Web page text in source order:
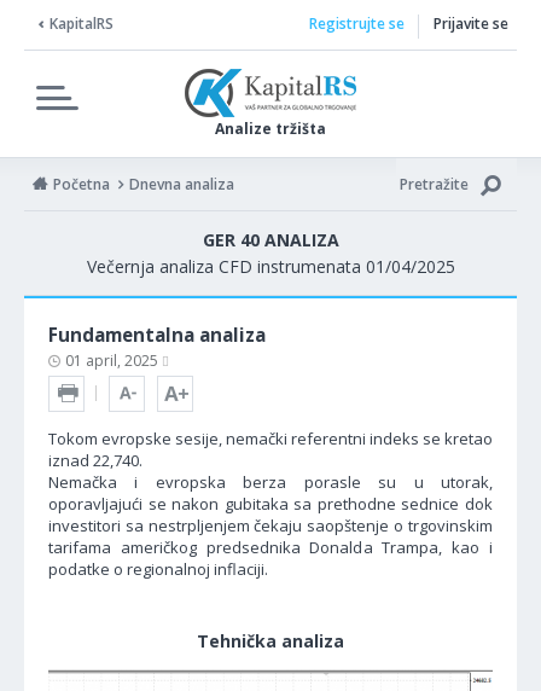
KapitalRS
Analize tržišta
Registrujte se Prijavite se
Početna Dnevna analiza Pretražite
GER 40 ANALIZA
Večernja analiza CFD instrumenata 01/04/2025
Fundamentalna analiza
01 april, 2025
Tokom evropske sesije, nemački referentni indeks se kretao
iznad 22,740.
Nemačka i evropska berza porasle su u utorak,
oporavljajući se nakon gubitaka sa prethodne sednice dok
investitori sa nestrpljenjem čekaju saopštenje o trgovinskim
tarifama američkog predsednika Donalda Trampa, kao i
podatke o regionalnoj inflaciji.
Tehnička analiza